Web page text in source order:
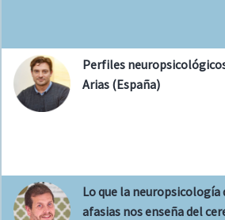
Perfiles
Arias (España)
Lo que la neuropsicología
afasias nos enseña del